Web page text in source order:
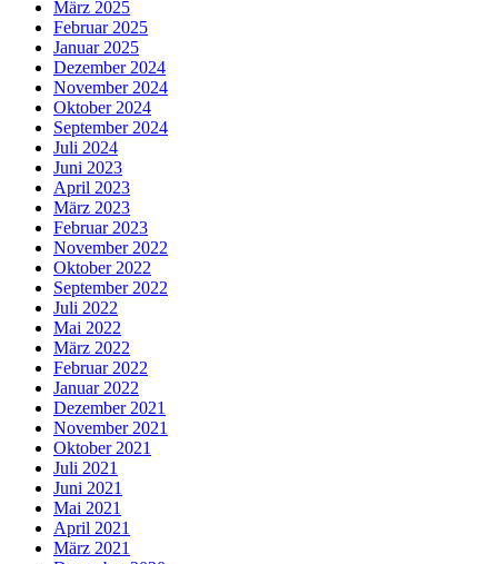
März 2025
Februar 2025
Januar 2025
Dezember 2024
November 2024
Oktober 2024
September 2024
Juli 2024
Juni 2023
April 2023
März 2023
Februar 2023
November 2022
Oktober 2022
September 2022
Juli 2022
Mai 2022
März 2022
Februar 2022
Januar 2022
Dezember 2021
November 2021
Oktober 2021
Juli 2021
Juni 2021
Mai 2021
April 2021
März 2021